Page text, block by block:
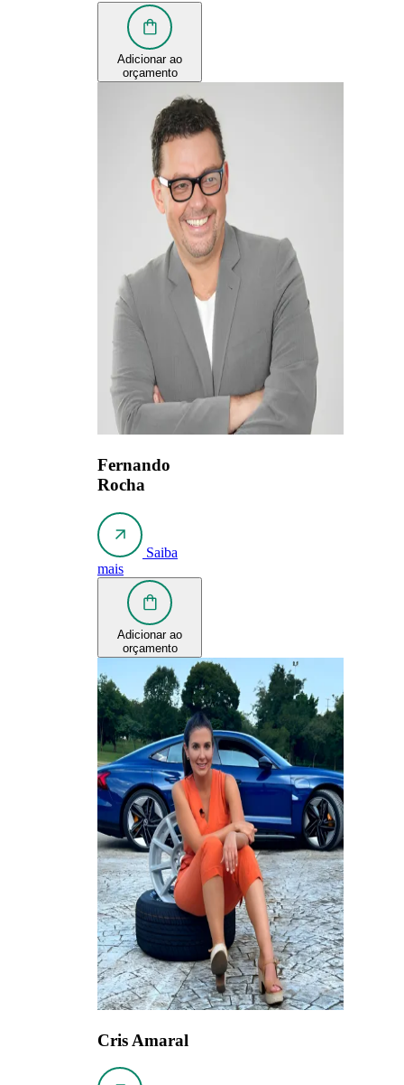
Adicionar ao
orçamento
Fernando
Rocha
Saiba
mais
Adicionar ao
orçamento
Cris Amaral